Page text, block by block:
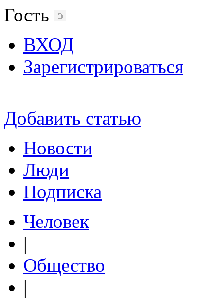
Гость
ВХОД
Зарегистрироваться
Добавить статью
Новости
Люди
Подписка
Человек
|
Общество
|